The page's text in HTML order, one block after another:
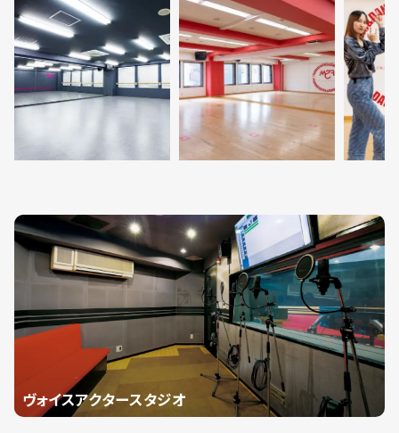
ヴォイスアクタースタジオ